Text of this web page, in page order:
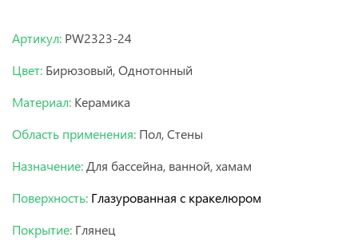
Артикул: PW2323-24
Цвет: Бирюзовый, Однотонный
Материал: Керамика
Область применения: Пол, Стены
Назначение:Для бассейна, ванной, хамам
Поверхность: Глазурованная с кракелюром
Покрытие: Глянец